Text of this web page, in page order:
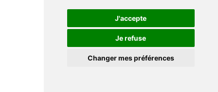
J'accepte
Je refuse
Changer mes préférences